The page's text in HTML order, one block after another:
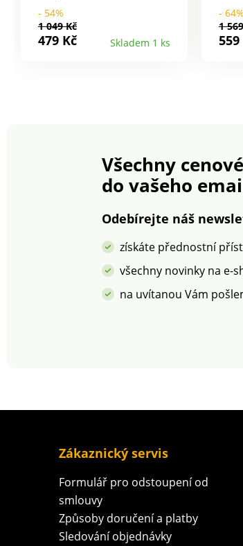
rukávy. Lodičkový
výstřih. Spadlá ramena.
Dlouhé rukávy. Rovný
- 54%
1 049 Kč
479 Kč Skladem 1 ks
do
- 64%
1
559
Všechny
do vašeho
Odebírejte náš
získáte přednostní
všechny novinky na e-
na uvítanou Vám
Zákaznický servis
Formulář pro odstoupení od
smlouvy
Způsoby doručení a platby
Sledování objednávky